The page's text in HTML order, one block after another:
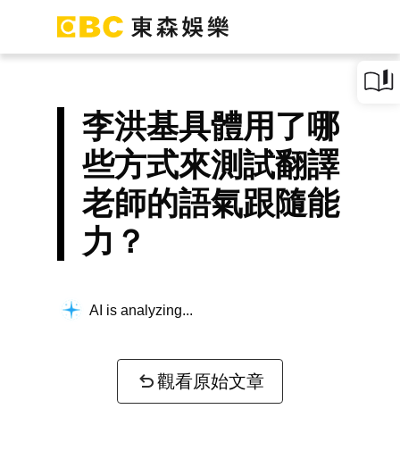
李洪基具體用了哪
些方式來測試翻譯
老師的語氣跟隨能
力？
AI is analyzing...
觀看原始文章